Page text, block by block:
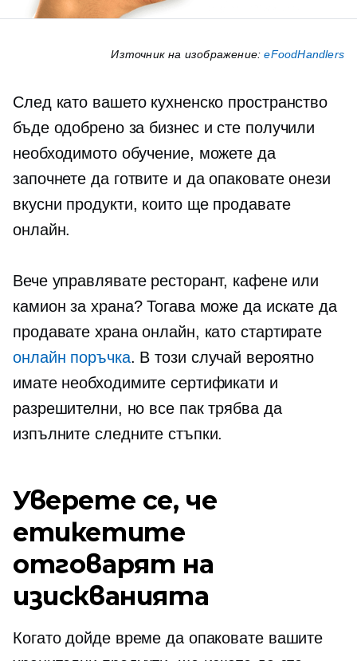
Източник на изображение:eFoodHandlers
След като вашето кухненско пространство
бъде одобрено за бизнес и сте получили
необходимото обучение, можете да
започнете да готвите и да опаковате онези
вкусни продукти, които ще продавате
онлайн.
Вече управлявате ресторант, кафене или
камион за храна? Тогава може да искате да
продавате храна онлайн, като стартирате
онлайн поръчка. В този случай вероятно
имате необходимите сертификати и
разрешителни, но все пак трябва да
изпълните следните стъпки.
Уверете се, че
етикетите
отговарят на
изискванията
Когато дойде време да опаковате вашите